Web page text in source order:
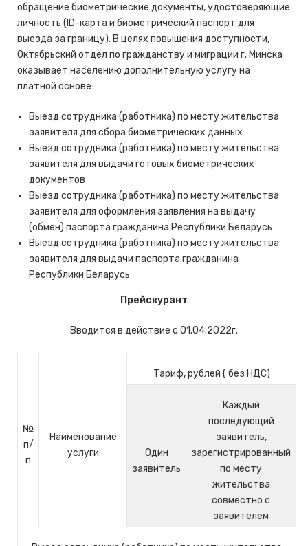
обращение биометрические документы, удостоверяющие
личность (ID-карта и биометрический паспорт для
выезда за границу). В целях повышения доступности,
Октябрьский отдел по гражданству и миграции г. Минска
оказывает населению дополнительную услугу на
платной основе:
Выезд сотрудника (работника) по месту жительства
заявителя для сбора биометрических данных
Выезд сотрудника (работника) по месту жительства
заявителя для выдачи готовых биометрических
документов
Выезд сотрудника (работника) по месту жительства
заявителя для оформления заявления на выдачу
(обмен) паспорта гражданина Республики Беларусь
Выезд сотрудника (работника) по месту жительства
заявителя для выдачи паспорта гражданина
Республики Беларусь
Прейскурант
Вводится в действие с 01.04.2022г.
№
п/
п
Наименование
услуги
Тариф, рублей ( без НДС)
Один
заявитель
Каждый
последующий
заявитель,
зарегистрированный
по месту
жительства
совместно с
заявителем